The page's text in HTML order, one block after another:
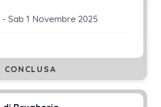
Sab 1 Novembre 2025
CONCLUSA